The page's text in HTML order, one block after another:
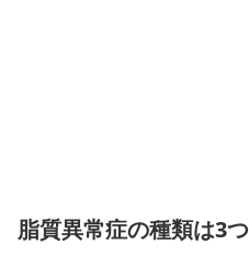
脂質異常症の種類は3つ